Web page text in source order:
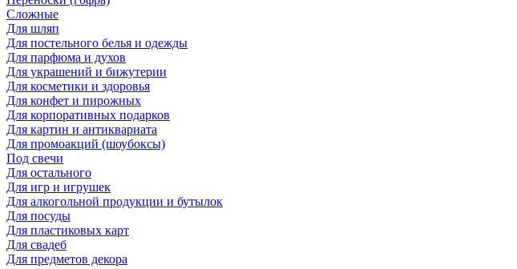
Сложные
Для шляп
Для постельного белья и одежды
Для парфюма и духов
Для украшений и бижутерии
Для косметики и здоровья
Для конфет и пирожных
Для корпоративных подарков
Для картин и антиквариата
Для промоакций (шоубоксы)
Под свечи
Для остального
Для игр и игрушек
Для алкогольной продукции и бутылок
Для посуды
Для пластиковых карт
Для свадеб
Для предметов декора